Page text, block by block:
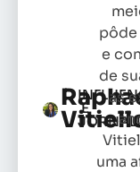
E
e
de
as
uma